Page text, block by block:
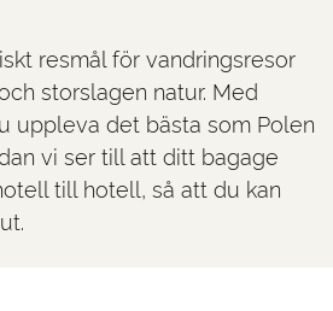
resmål för vandringsresor
storslagen natur. Med
uppleva det bästa som Polen
vi ser till att ditt bagage
till hotell, så att du kan